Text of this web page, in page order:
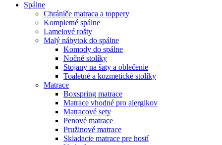
Spálne
Chrániče matraca a toppery
Kompletné spálne
Lamelové rošty
Malý nábytok do spálne
Komody do spálne
Nočné stolíky
Stojany na šaty a oblečenie
Toaletné a kozmetické stolíky
Matrace
Boxspring matrace
Matrace vhodné pro alergikov
Matracové sety
Penové matrace
Pružinové matrace
Skladacie matrace pre hostí